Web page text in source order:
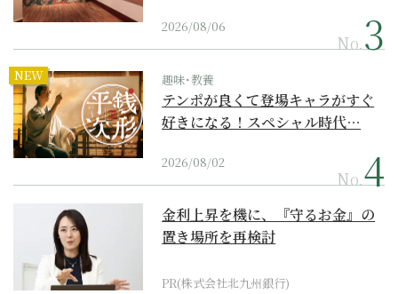
2026/08/06
No.
NEW 趣味･教養
テンポが良くて登場キャラがすぐ
好きになる！スペシャル時代…
2026/08/02
No.
金利上昇を機に、『守るお金』の
置き場所を再検討
PR(株式会社北九州銀行)